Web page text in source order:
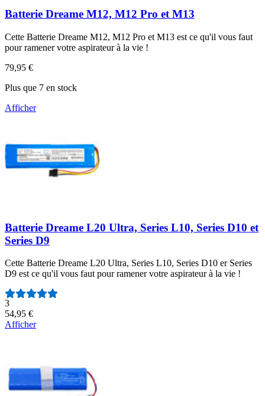
Batterie Dreame M12, M12 Pro et M13
Cette Batterie Dreame M12, M12 Pro et M13 est ce qu'il vous faut
pour ramener votre aspirateur à la vie !
79,95 €
Plus que 7 en stock
Afficher
Batterie Dreame L20 Ultra, Series L10, Series D10 et
Series D9
Cette Batterie Dreame L20 Ultra, Series L10, Series D10 er Series
D9 est ce qu'il vous faut pour ramener votre aspirateur à la vie !
Nombre d'avis :
3
54,95 €
Afficher